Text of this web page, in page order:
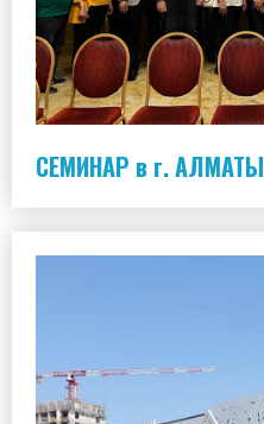
СЕМИНАР в г. АЛМАТЫ